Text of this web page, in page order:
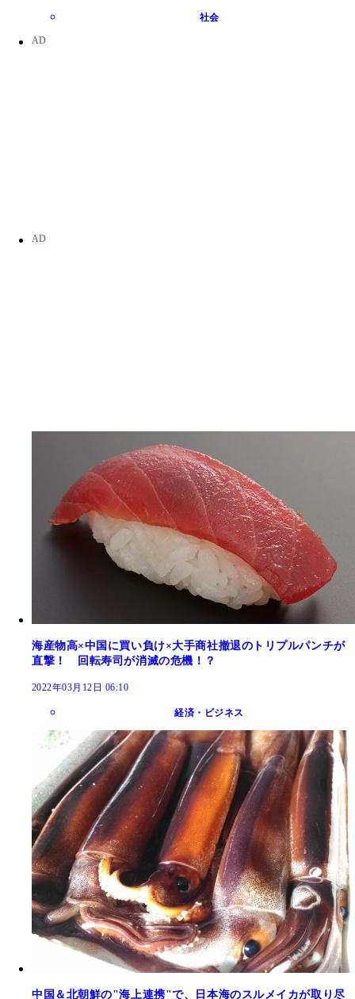
社会
海産物高×中国に買い負け×大手商社撤退のトリプルパンチが
直撃！ 回転寿司が消滅の危機！？
2022年03月12日 06:10
経済・ビジネス
中国＆北朝鮮の"海上連携"で、日本海のスルメイカが取り尽